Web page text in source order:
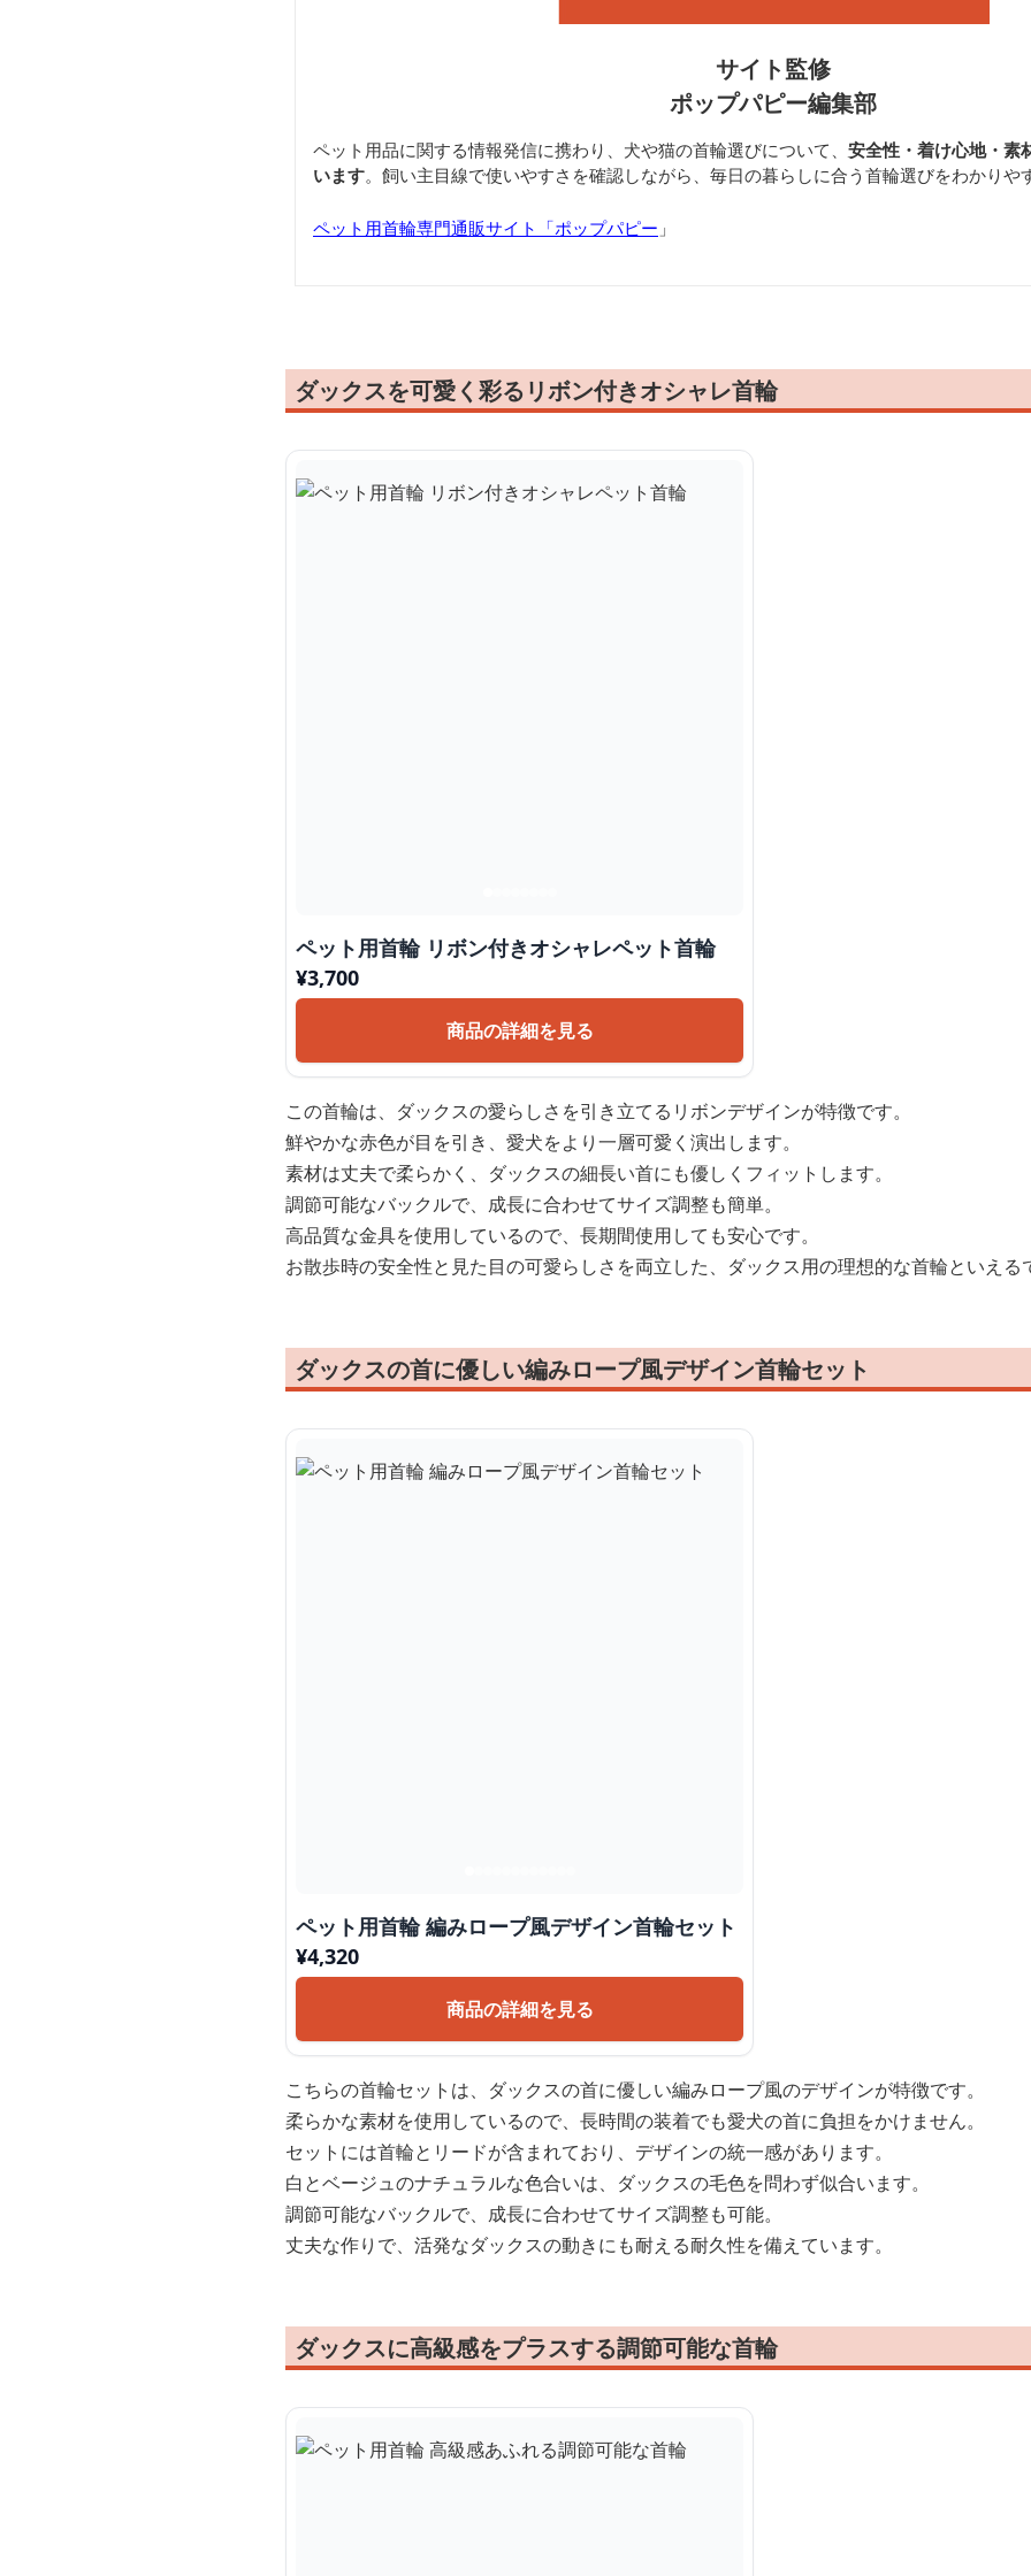
サイト監修
ポップパピー編集部
ペット用品に関する情報発信に携わり、犬や猫の首輪選びについて、 安全性・着け心地・素
います。飼い主目線で使いやすさを確認しながら、毎日の暮らしに合う首輪選びをわかりや
ペット用首輪専門通販サイト「ポップパピー 」
ダックスを可愛く彩るリボン付きオシャレ首輪
ペット用首輪 リボン付きオシャレペット首輪
¥3,700
商品の詳細を見る
この首輪は、ダックスの愛らしさを引き立てるリボンデザインが特徴です。
鮮やかな赤色が目を引き、愛犬をより一層可愛く演出します。
素材は丈夫で柔らかく、ダックスの細長い首にも優しくフィットします。
調節可能なバックルで、成長に合わせてサイズ調整も簡単。
高品質な金具を使用しているので、長期間使用しても安心です。
お散歩時の安全性と見た目の可愛らしさを両立した、ダックス用の理想的な首輪といえる
ダックスの首に優しい編みロープ風デザイン首輪セット
ペット用首輪 編みロープ風デザイン首輪セット
¥4,320
商品の詳細を見る
こちらの首輪セットは、ダックスの首に優しい編みロープ風のデザインが特徴です。
柔らかな素材を使用しているので、長時間の装着でも愛犬の首に負担をかけません。
セットには首輪とリードが含まれており、デザインの統一感があります。
白とベージュのナチュラルな色合いは、ダックスの毛色を問わず似合います。
調節可能なバックルで、成長に合わせてサイズ調整も可能。
丈夫な作りで、活発なダックスの動きにも耐える耐久性を備えています。
ダックスに高級感をプラスする調節可能な首輪